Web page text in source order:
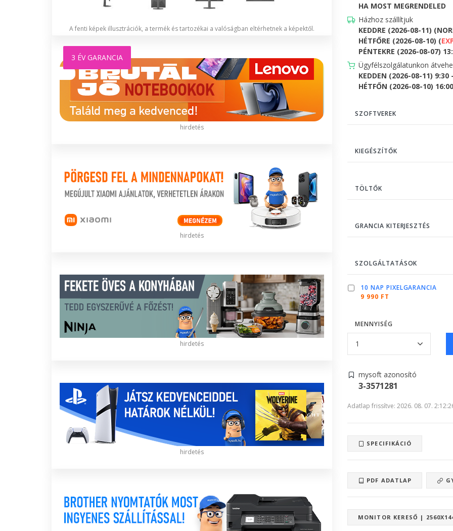
3 ÉV GARANCIA
A fenti képek illusztrációk, a termék és tartozékai a valóságban eltérhetnek a képektől.
hirdetés
hirdetés
hirdetés
hirdetés
HA MOST MEGRENDELED
Házhoz szállítjuk
KEDDRE (2026-08-11)
HÉTFŐRE (2026-08-10) (
PÉNTEKRE (2026-08-07)
Ügyfélszolgálatunkon
KEDDEN (2026-08-11) 9:30
HÉTFŐN (2026-08-10)
SZOFTVEREK
KIEGÉSZÍTŐK
TÖLTŐK
GRANCIA KITERJESZTÉS
SZOLGÁLTATÁSOK
10 NAP PIXELGARANCIA
9 990 FT
MENNYISÉG
mysoft azonosító
3-3571281
Adatlap frissítve: 2026. 08. 07.
SPECIFIKÁCIÓ
PDF ADATLAP
MONITOR KERESŐ |